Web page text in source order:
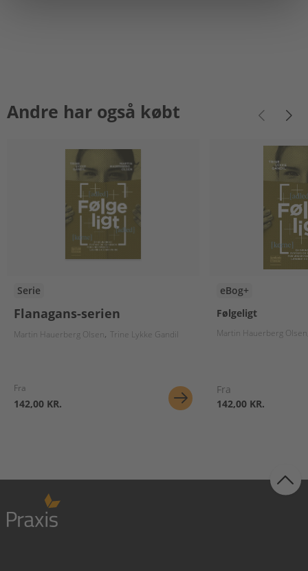
Andre har også købt
Serie
Flanagans-serien
Martin Hauerberg Olsen Trine Lykke Gandil
Fra
142,00 KR.
eBog+
Følgeligt
Martin Hauerberg Olsen
Fra
142,00 KR.